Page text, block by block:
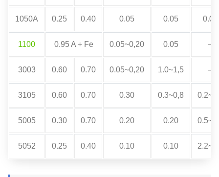
1050A 0.25 0.40 0.05 0.05 0.05
1100 0.95 A + Fe 0.05~0,20 0.05 –
3003 0.60 0.70 0.05~0,20 1.0~1,5 –
3105 0.60 0.70 0.30 0.3~0,8
5005 0.30 0.70 0.20 0.20
5052 0.25 0.40 0.10 0.10